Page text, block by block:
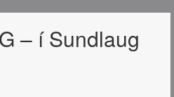
– í Sundlaug